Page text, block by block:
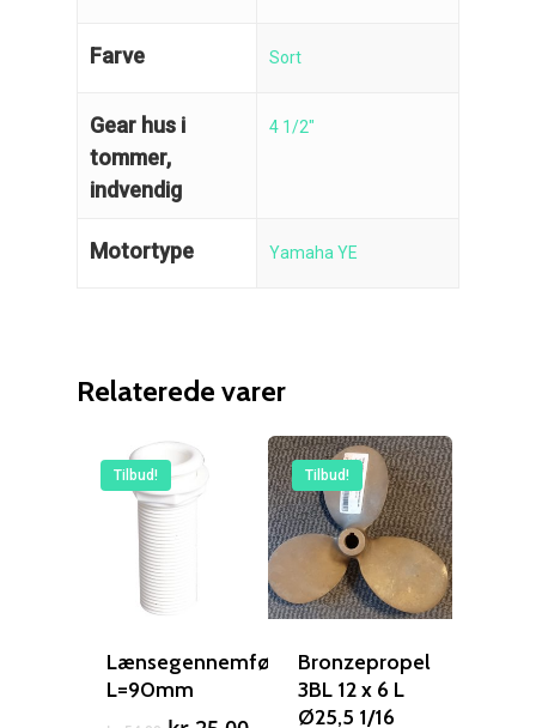
Farve Sort
Gear hus i
tommer,
indvendig
4 1/2"
Motortype Yamaha YE
Relaterede varer
Tilbud!
Lænsegennemføring
L=90mm
Tilbud!
Bronzepropel
3BL 12 x 6 L
Ø25,5 1/16